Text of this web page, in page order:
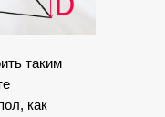
таким
как